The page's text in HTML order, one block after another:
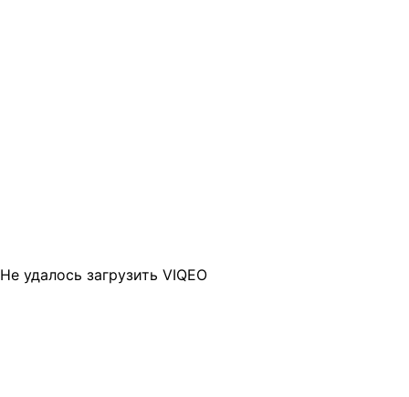
Не удалось загрузить VIQEO